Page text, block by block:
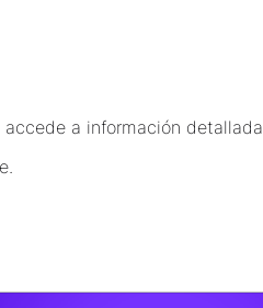
a información detallada.